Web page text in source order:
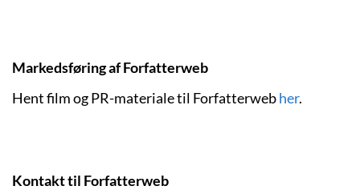
Markedsføring af Forfatterweb
Hent film og PR-materiale til Forfatterwebher.
Kontakt til Forfatterweb